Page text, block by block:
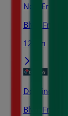
New Era
Blvd.
124 m
Domino's
Blvd.